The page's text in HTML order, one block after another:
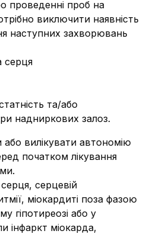
проведенні проб на
виключити наявність
наступних захворювань
серця
та/або
надниркових залоз.
вилікувати автономію
початком лікування
серцевій
міокардиті поза фазою
гіпотиреозі або у
інфаркт міокарда,